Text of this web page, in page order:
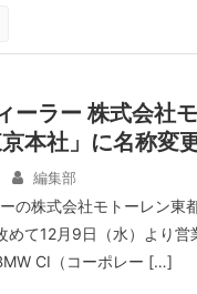
ーラー 株式会社
本社」に名称変
編集部
の株式会社モトーレン東
めて12月9日（水）より
CI（コーポレー […]